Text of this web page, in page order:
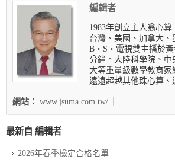
編輯者
1983年創立主人翁心
台灣、美國、加拿大
B‧S‧電視雙主播於黃
分鐘。大陸科學院、中
大等重量級數學教育
遠遠超越其他珠心算、
網站： www.jsuma.com.tw/
最新自 編輯者
2026年春季檢定合格名單